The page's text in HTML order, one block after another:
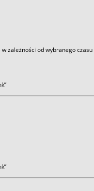
zależności od wybranego czasu